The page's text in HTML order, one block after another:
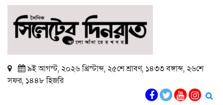
৯ই আগস্ট, ২০২৬ খ্রিস্টাব্দ, ২৫শে শ্রাবণ, ১৪৩৩ বঙ্গাব্দ, ২৬শে
সফর, ১৪৪৮ হিজরি